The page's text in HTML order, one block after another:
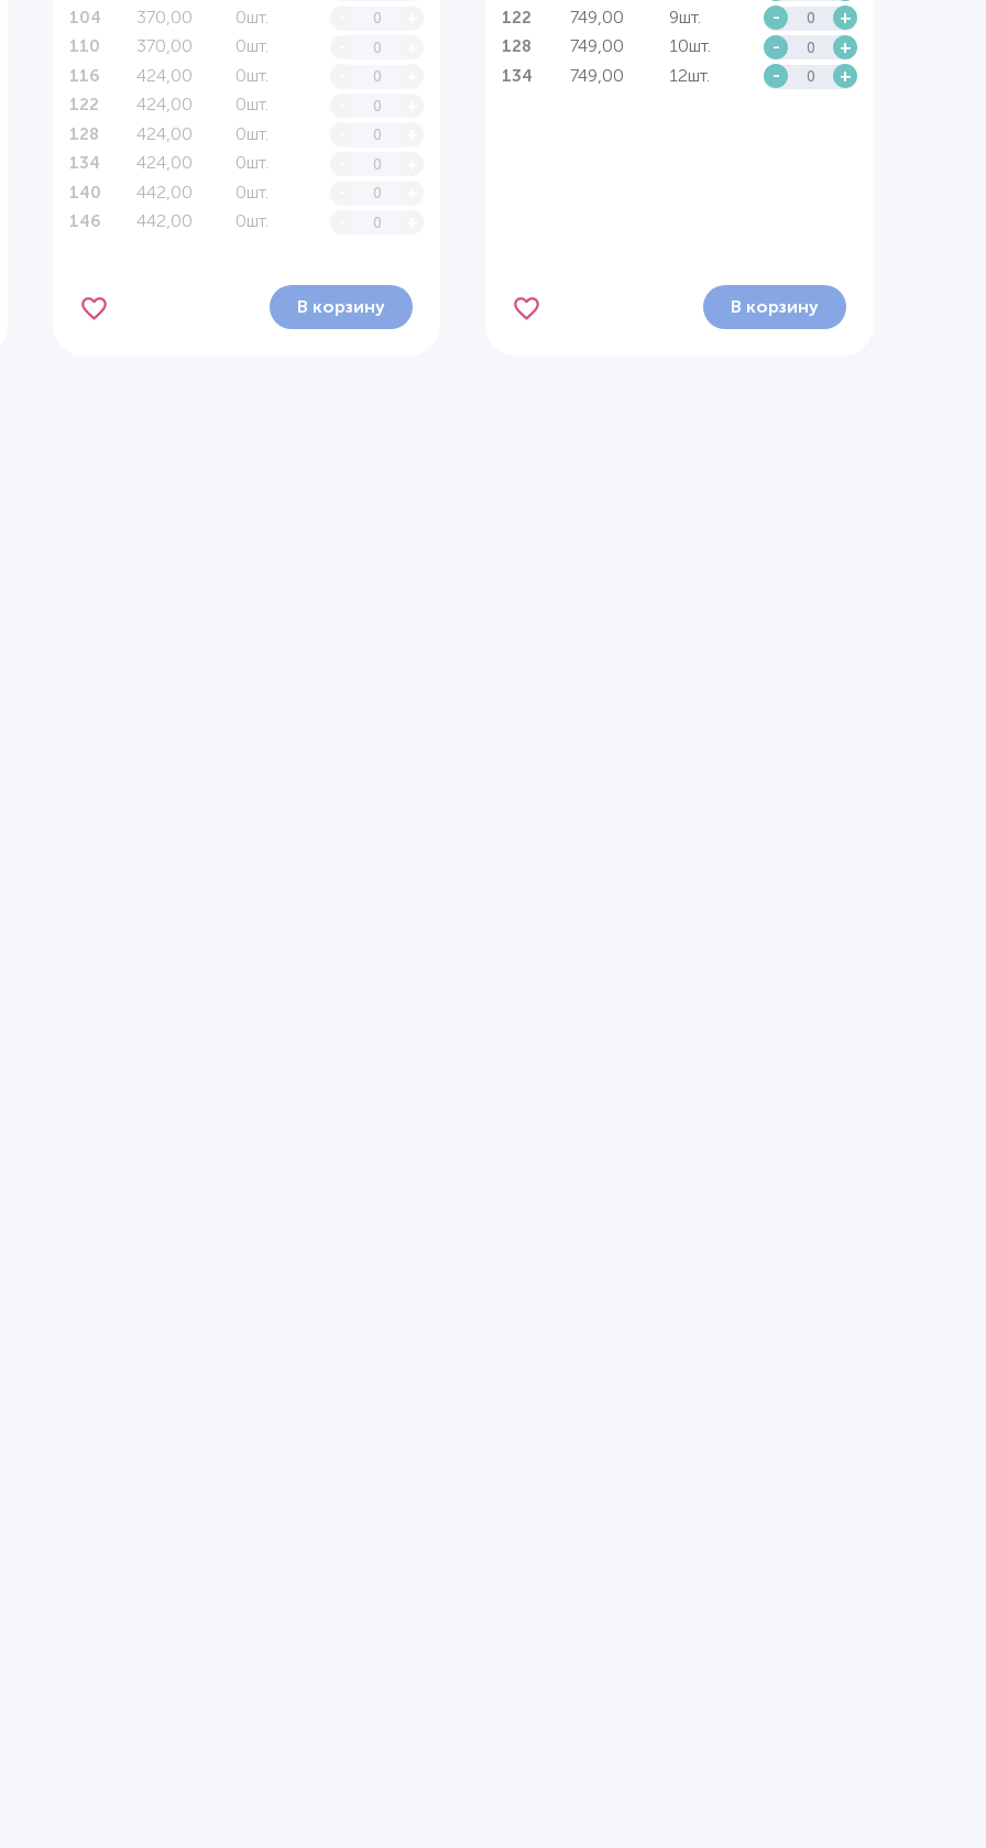
104 370,00 0шт.
110 370,00 0шт.
116 424,00 0шт.
122 424,00 0шт.
128 424,00 0шт.
134 424,00 0шт.
140 442,00 0шт.
146 442,00 0шт.
В корзину
122 749,00 9шт. - +
128 749,00 10шт. - +
134 749,00 12шт. - +
В корзину